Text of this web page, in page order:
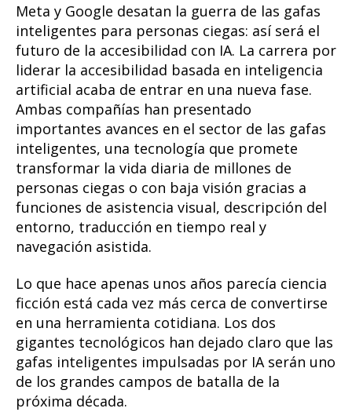
de
la
con
IA
Meta y Google desatan la guerra de las gafas
inteligentes para personas ciegas: así será el
futuro de la accesibilidad con IA. La carrera por
liderar la accesibilidad basada en inteligencia
artificial acaba de entrar en una nueva fase.
Ambas compañías han presentado
importantes avances en el sector de las gafas
inteligentes, una tecnología que promete
transformar la vida diaria de millones de
personas ciegas o con baja visión gracias a
funciones de asistencia visual, descripción del
entorno, traducción en tiempo real y
navegación asistida.
Lo que hace apenas unos años parecía ciencia
ficción está cada vez más cerca de convertirse
en una herramienta cotidiana. Los dos
gigantes tecnológicos han dejado claro que las
gafas inteligentes impulsadas por IA serán uno
de los grandes campos de batalla de la
próxima década.